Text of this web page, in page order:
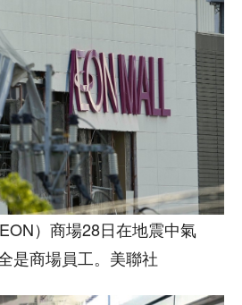
）商場28日在地震中氣
是商場員工。美聯社